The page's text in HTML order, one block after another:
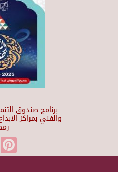
برنامج صندوق
والفني بمراكز
Pinterest